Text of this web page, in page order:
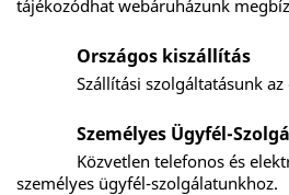
tájékozódhat webáruházunk
Országos kiszállítás
Szállítási szolgáltatásunk
Személyes Ügyfél-
Közvetlen telefonos és
személyes ügyfél-szolgálatunkhoz.